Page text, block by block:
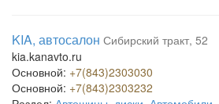
KIA, автосалон Сибирский тракт, 52
kia.kanavto.ru
Основной: +7(843)2303030
Основной: +7(843)2303232